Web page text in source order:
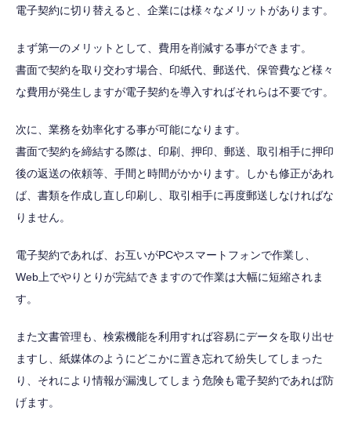
電子契約に切り替えると、企業には様々なメリットがあります。
まず第一のメリットとして、費用を削減する事ができます。
書面で契約を取り交わす場合、印紙代、郵送代、保管費など様々
な費用が発生しますが電子契約を導入すればそれらは不要です。
次に、業務を効率化する事が可能になります。
書面で契約を締結する際は、印刷、押印、郵送、取引相手に押印
後の返送の依頼等、手間と時間がかかります。しかも修正があれ
ば、書類を作成し直し印刷し、取引相手に再度郵送しなければな
りません。
電子契約であれば、お互いがPCやスマートフォンで作業し、
Web上でやりとりが完結できますので作業は大幅に短縮されま
す。
また文書管理も、検索機能を利用すれば容易にデータを取り出せ
ますし、紙媒体のようにどこかに置き忘れて紛失してしまった
り、それにより情報が漏洩してしまう危険も電子契約であれば防
げます。